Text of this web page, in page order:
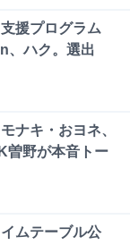
援プログラム
、ハク。選出
ナキ・おヨネ、
曽野が本音トー
ムテーブル公